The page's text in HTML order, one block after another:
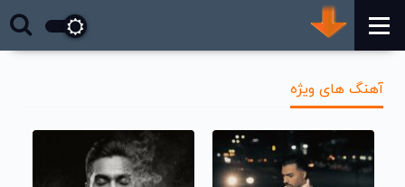
آهنگ های ویژه